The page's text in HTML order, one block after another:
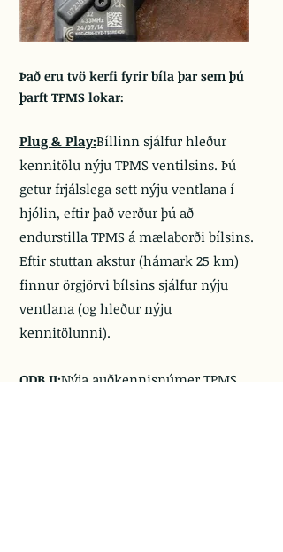
Það eru tvö kerfi fyrir bíla þar sem þú
þarft TPMS lokar:
Plug & Play:Bíllinn sjálfur hleður
kennitölu nýju TPMS ventilsins. Þú
getur frjálslega sett nýju ventlana í
hjólin, eftir það verður þú að
endurstilla TPMS á mælaborði bílsins.
Eftir stuttan akstur (hámark 25 km)
finnur örgjörvi bílsins sjálfur nýju
ventlana (og hleður nýju
kennitölunni).
ODB II:Nýja auðkennisnúmer TPMS